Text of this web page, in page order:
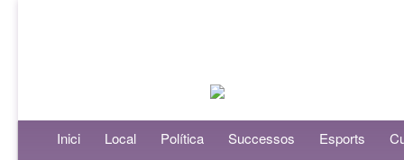
Menú principalAneu al contingut principal
Aneu al contingut secundari
Inici Local Política Successos Esports